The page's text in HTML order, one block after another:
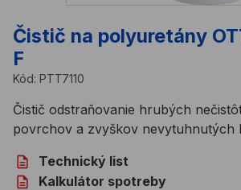
Čistič na polyuretány
F
Kód: PTT7110
Čistič odstraňovanie hrubých
povrchov a zvyškov nevytuhnutých
Technický list
Kalkulátor spotreby